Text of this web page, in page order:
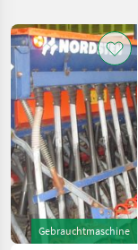
Gebrauchtmaschine